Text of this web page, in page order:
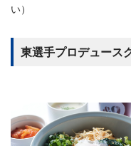
い）
東選手プロデュース